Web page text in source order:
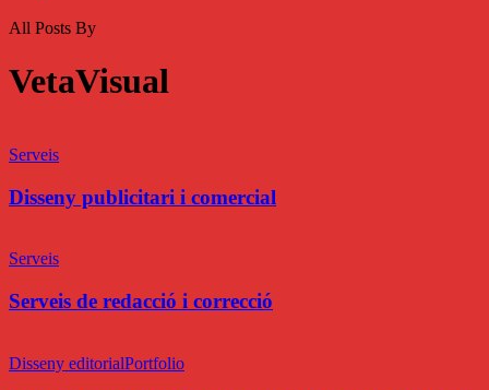
All Posts By
VetaVisual
publicitari
comercial
Serveis
Disseny publicitari i comercial
de
i
correcció
Serveis
Serveis de redacció i correcció
col·lecció
Disseny editorialPortfolio